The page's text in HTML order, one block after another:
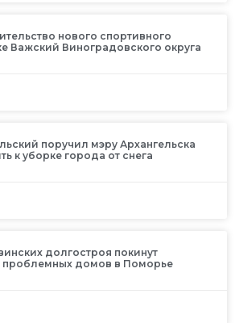
нового спортивного
Важский Виноградовского округа
поручил мэру Архангельска
к уборке города от снега
долгостроя покинут
проблемных домов в Поморье